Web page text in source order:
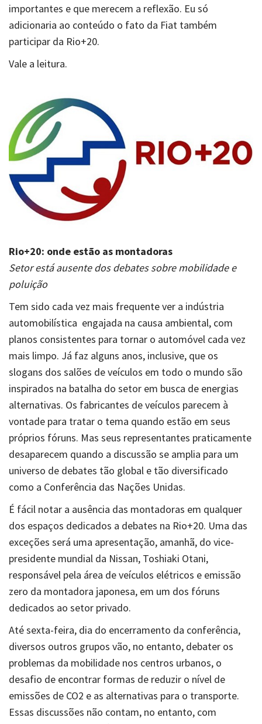
importantes e que merecem a reflexão. Eu só
adicionaria ao conteúdo o fato da Fiat também
participar da Rio+20.
Vale a leitura.
Rio+20: onde estão as montadoras
Setor está ausente dos debates sobre mobilidade e
poluição
Tem sido cada vez mais frequente ver a indústria
automobilística engajada na causa ambiental, com
planos consistentes para tornar o automóvel cada vez
mais limpo. Já faz alguns anos, inclusive, que os
slogans dos salões de veículos em todo o mundo são
inspirados na batalha do setor em busca de energias
alternativas. Os fabricantes de veículos parecem à
vontade para tratar o tema quando estão em seus
próprios fóruns. Mas seus representantes praticamente
desaparecem quando a discussão se amplia para um
universo de debates tão global e tão diversificado
como a Conferência das Nações Unidas.
É fácil notar a ausência das montadoras em qualquer
dos espaços dedicados a debates na Rio+20. Uma das
exceções será uma apresentação, amanhã, do vice-
presidente mundial da Nissan, Toshiaki Otani,
responsável pela área de veículos elétricos e emissão
zero da montadora japonesa, em um dos fóruns
dedicados ao setor privado.
Até sexta-feira, dia do encerramento da conferência,
diversos outros grupos vão, no entanto, debater os
problemas da mobilidade nos centros urbanos, o
desafio de encontrar formas de reduzir o nível de
emissões de CO2 e as alternativas para o transporte.
Essas discussões não contam, no entanto, com